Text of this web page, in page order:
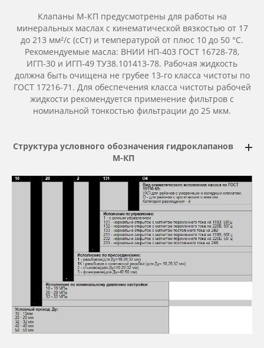
Клапаны М-КП предусмотрены для работы на
минеральных маслах с кинематической вязкостью от 17
до 213 мм²/с (сСт) и температурой от плюс 10 до 50 °С.
Рекомендуемые масла: ВНИИ НП-403 ГОСТ 16728-78,
ИГП-30 и ИГП-49 ТУ38.101413-78. Рабочая жидкость
должна быть очищена не грубее 13-го класса чистоты по
ГОСТ 17216-71. Для обеспечения класса чистоты рабочей
жидкости рекомендуется применение фильтров с
номинальной тонкостью фильтрации до 25 мкм.
Структура условного обозначения гидроклапанов
М-КП